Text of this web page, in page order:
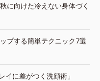
に向けた冷えない身体づく
プする簡単テクニック7選
イに差がつく洗顔術」